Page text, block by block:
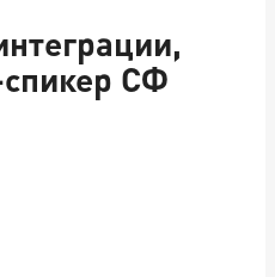
спикер СФ